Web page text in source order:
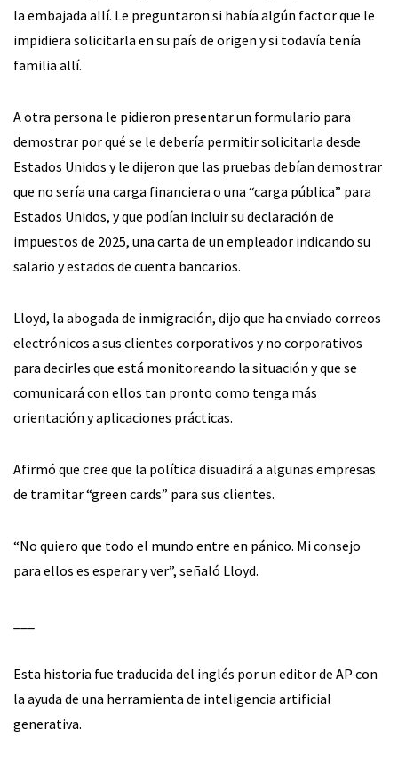
la embajada allí. Le preguntaron si había algún factor que le
impidiera solicitarla en su país de origen y si todavía tenía
familia allí.
A otra persona le pidieron presentar un formulario para
demostrar por qué se le debería permitir solicitarla desde
Estados Unidos y le dijeron que las pruebas debían demostrar
que no sería una carga financiera o una “carga pública” para
Estados Unidos, y que podían incluir su declaración de
impuestos de 2025, una carta de un empleador indicando su
salario y estados de cuenta bancarios.
Lloyd, la abogada de inmigración, dijo que ha enviado correos
electrónicos a sus clientes corporativos y no corporativos
para decirles que está monitoreando la situación y que se
comunicará con ellos tan pronto como tenga más
orientación y aplicaciones prácticas.
Afirmó que cree que la política disuadirá a algunas empresas
de tramitar “green cards” para sus clientes.
“No quiero que todo el mundo entre en pánico. Mi consejo
para ellos es esperar y ver”, señaló Lloyd.
Esta historia fue traducida del inglés por un editor de AP con
la ayuda de una herramienta de inteligencia artificial
generativa.